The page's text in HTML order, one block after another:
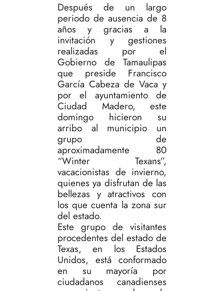
Después de un largo
periodo de ausencia de 8
años y gracias a la
invitación y gestiones
realizadas por el
Gobierno de Tamaulipas
que preside Francisco
García Cabeza de Vaca y
por el ayuntamiento de
Ciudad Madero, este
domingo hicieron su
arribo al municipio un
grupo de
aproximadamente 80
“Winter Texans”,
vacacionistas de invierno,
quienes ya disfrutan de las
bellezas y atractivos con
los que cuenta la zona sur
del estado.
Este grupo de visitantes
procedentes del estado de
Texas, en los Estados
Unidos, está conformado
en su mayoría por
ciudadanos canadienses